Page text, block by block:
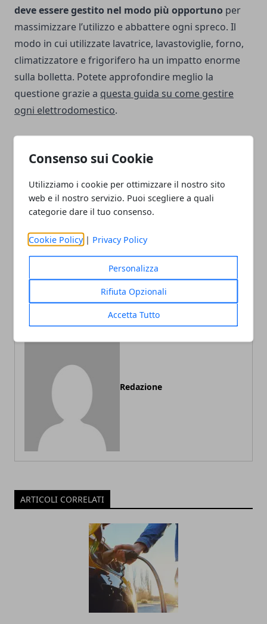
Consenso sui Cookie
Utilizziamo i cookie per ottimizzare il nostro sito
web e il nostro servizio. Puoi scegliere a quali
categorie dare il tuo consenso.
Cookie Policy | Privacy Policy
Personalizza
Rifiuta Opzionali
Accetta Tutto
deve essere gestito nel modo più opportuno per
massimizzare l’utilizzo e abbattere ogni spreco. Il
modo in cui utilizzate lavatrice, lavastoviglie, forno,
climatizzatore e frigorifero ha un impatto enorme
sulla bolletta. Potete approfondire meglio la
questione grazie a questa guida su come gestire
ogni elettrodomestico.
FacebookTwitterWhatsapp
accumulo: funzionamento
più belle d’Italia
Redazione
ARTICOLI CORRELATI